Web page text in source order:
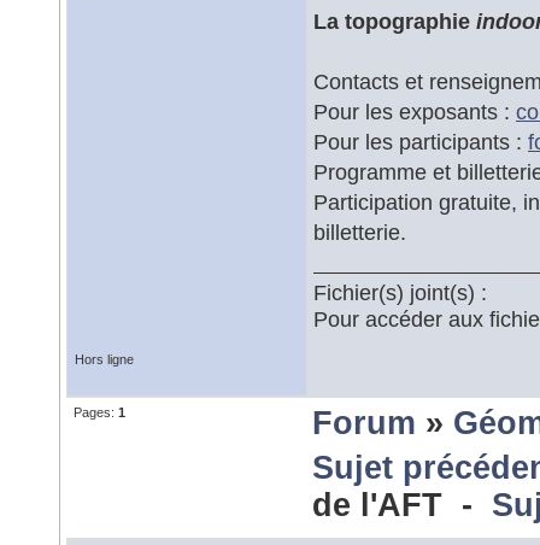
La topographie
Contacts et
Pour les exposants :
Pour les participants :
Programme et
Participation gratuite,
billetterie.
Fichier(s) joint(s) :
Pour accéder aux
Hors ligne
Pages: 1 Forum »
Sujet
de l'AFT -